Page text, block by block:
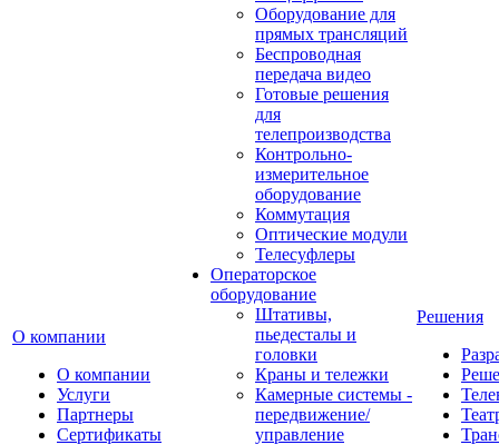
О компании
О компании
Услуги
Партнеры
Сертификаты
Оборудование для
прямых трансляций
Беспроводная
передача видео
Готовые решения
для
телепроизводства
Контрольно-
измерительное
оборудование
Коммутация
Оптические модули
Телесуфлеры
Операторское
оборудование
Штативы,
пьедесталы и
головки
Краны и тележки
Камерные системы -
передвижение/
управление
Решения